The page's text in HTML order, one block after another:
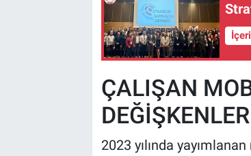
ÇALIŞAN
DEĞİŞKENLER
2023 yılında